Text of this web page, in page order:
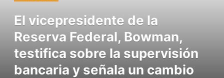
El vicepresidente de la
Reserva Federal, Bowman,
testifica sobre la supervisión
bancaria y señala un cambio